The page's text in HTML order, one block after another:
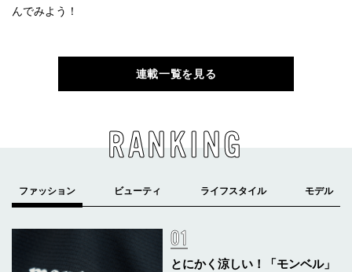
んでみよう！
連載一覧を見る
RANKING
とにかく涼しい！「モンベル」